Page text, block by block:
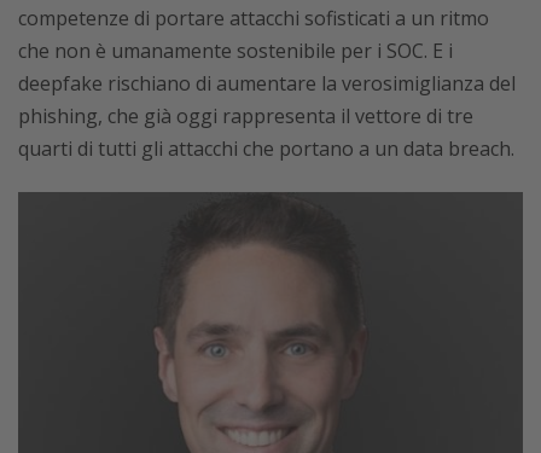
competenze di portare attacchi sofisticati a un ritmo
che non è umanamente sostenibile per i SOC. E i
deepfake rischiano di aumentare la verosimiglianza del
phishing, che già oggi rappresenta il vettore di tre
quarti di tutti gli attacchi che portano a un data breach.